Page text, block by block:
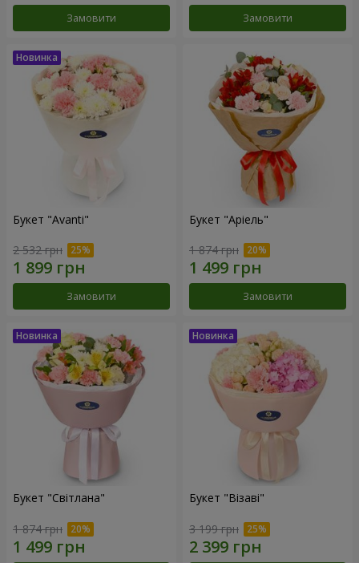
Замовити Замовити
Букет "Avanti"
2 532 грн
Замовити
Букет "Аріель"
1 874 грн
Замовити
Букет "Світлана"
1 874 грн
Букет "Візаві"
3 199 грн